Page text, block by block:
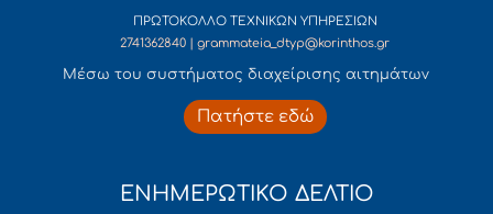
ΠΡΩΤΟΚΟΛΛΟ ΤΕΧΝΙΚΩΝ ΥΠΗΡΕΣΙΩΝ
2741362840 | grammateia_dtyp@korinthos.gr
Mέσω του συστήματος διαχείρισης αιτημάτων
Πατήστε εδώ
ΕΝΗΜΕΡΩΤΙΚΟ ΔΕΛΤΙΟ